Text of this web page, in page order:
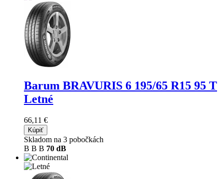
Barum BRAVURIS 6 195/65 R15 95 T
Letné
66,11 €
Kúpiť
Skladom na 3 pobočkách
B B B 70 dB